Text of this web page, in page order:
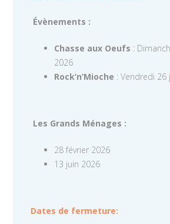
Évènements :
Chasse aux Oeufs :
2026
Rock’n’Mioche : Vendredi 26
Les Grands Ménages :
28 février 2026
13 juin 2026
Dates de fermeture: